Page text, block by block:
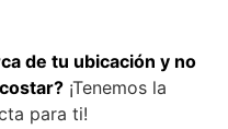
de tu ubicación y no
¡Tenemos la
para ti!